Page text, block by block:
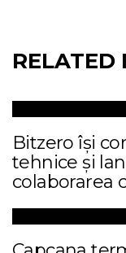
RELATED
Bitzero își
tehnice și
colaborarea